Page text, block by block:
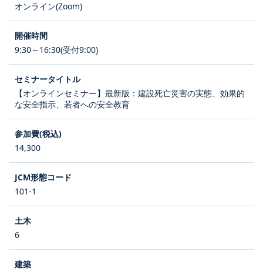
オンライン(Zoom)
9:30～16:30(受付9:00)
【オンラインセミナー】最新版：建設死亡災害の実態、効果的
な安全指示、若者への安全教育
14,300
101-1
6